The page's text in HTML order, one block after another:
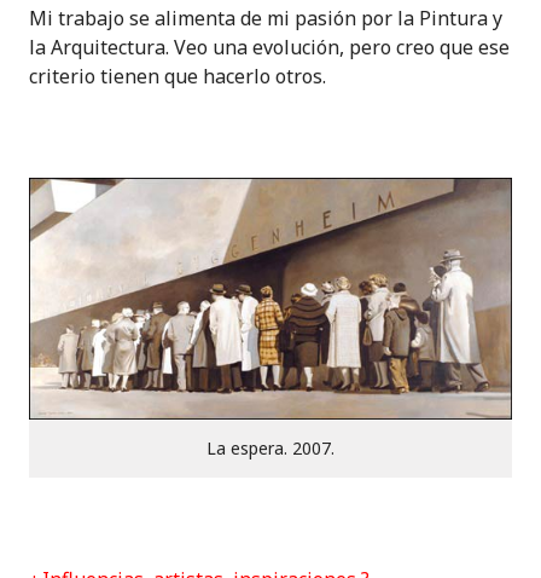
Mi trabajo se alimenta de mi pasión por la Pintura y
la Arquitectura. Veo una evolución, pero creo que ese
criterio tienen que hacerlo otros.
La espera. 2007.